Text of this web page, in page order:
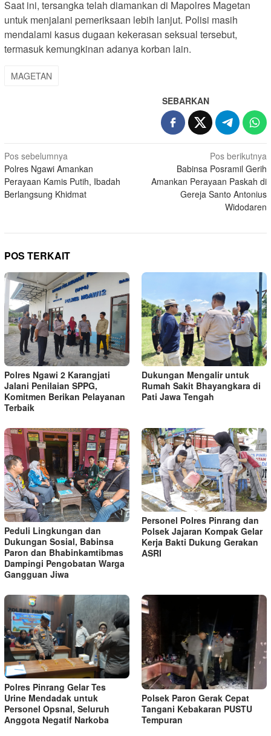
Saat ini, tersangka telah diamankan di Mapolres Magetan
untuk menjalani pemeriksaan lebih lanjut. Polisi masih
mendalami kasus dugaan kekerasan seksual tersebut,
termasuk kemungkinan adanya korban lain.
MAGETAN
SEBARKAN
Navigasi
pos
Pos sebelumnya
Polres Ngawi Amankan
Perayaan Kamis Putih, Ibadah
Berlangsung Khidmat
Pos berikutnya
Babinsa Posramil Gerih
Amankan Perayaan Paskah di
Gereja Santo Antonius
Widodaren
POS TERKAIT
Polres Ngawi 2 Karangjati
Jalani Penilaian SPPG,
Komitmen Berikan Pelayanan
Terbaik
Dukungan Mengalir untuk
Rumah Sakit Bhayangkara di
Pati Jawa Tengah
Peduli Lingkungan dan
Dukungan Sosial, Babinsa
Paron dan Bhabinkamtibmas
Dampingi Pengobatan Warga
Gangguan Jiwa
Personel Polres Pinrang dan
Polsek Jajaran Kompak Gelar
Kerja Bakti Dukung Gerakan
ASRI
Polres Pinrang Gelar Tes
Urine Mendadak untuk
Personel Opsnal, Seluruh
Anggota Negatif Narkoba
Polsek Paron Gerak Cepat
Tangani Kebakaran PUSTU
Tempuran